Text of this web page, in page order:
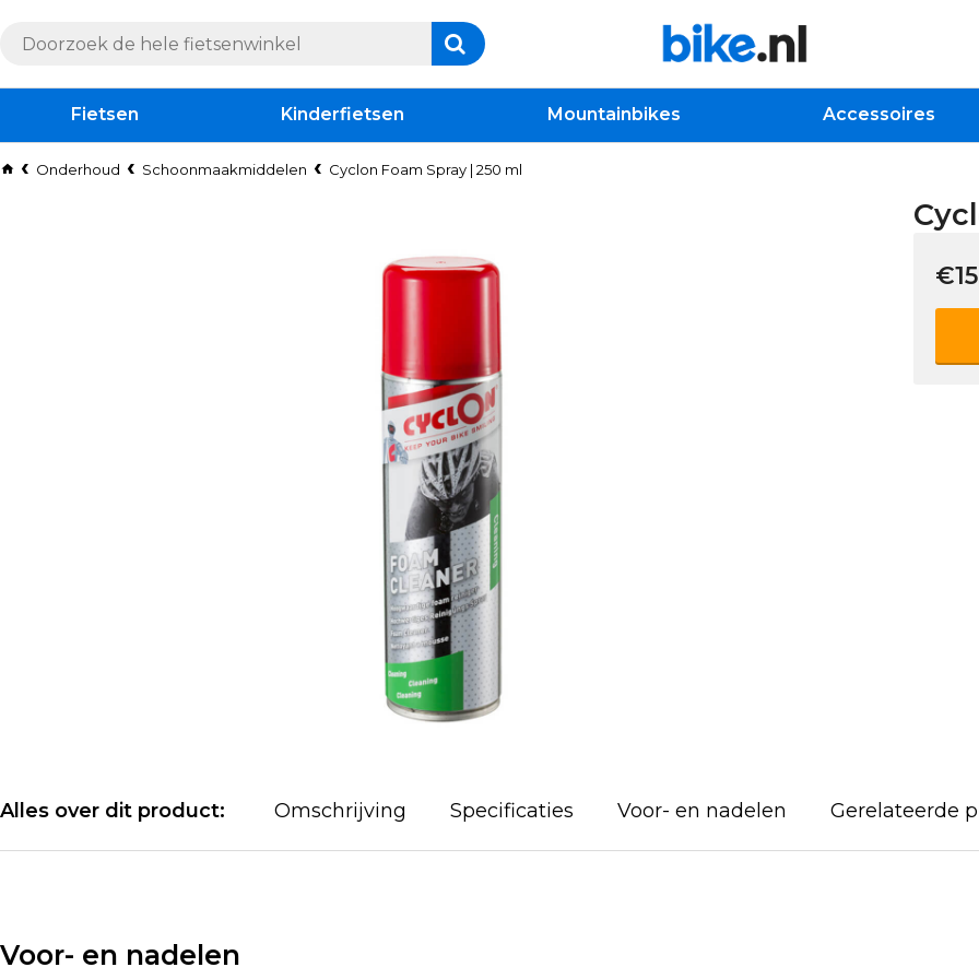
Fietsen Kinderfietsen Mountainbikes Accessoires
Onderhoud Schoonmaakmiddelen Cyclon Foam Spray | 250 ml
Alles over dit product: Omschrijving Specificaties Voor- en nadelen Gerelateerde
Voor- en nadelen